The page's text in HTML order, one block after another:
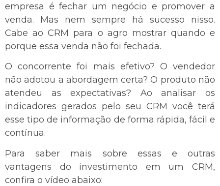
empresa é fechar um negócio e promover a
venda. Mas nem sempre há sucesso nisso.
Cabe ao CRM para o agro mostrar quando e
porque essa venda não foi fechada.
O concorrente foi mais efetivo? O vendedor
não adotou a abordagem certa? O produto não
atendeu as expectativas? Ao analisar os
indicadores gerados pelo seu CRM você terá
esse tipo de informação de forma rápida, fácil e
contínua.
Para saber mais sobre essas e outras
vantagens do investimento em um CRM,
confira o vídeo abaixo: